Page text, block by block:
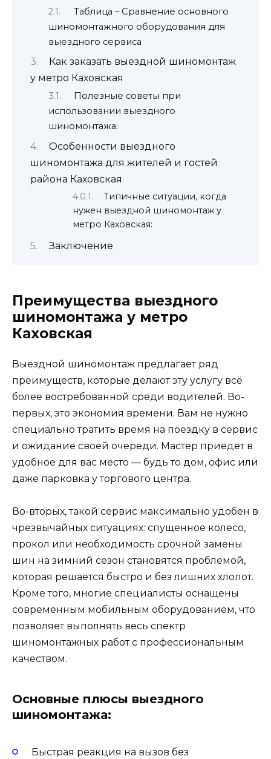
Таблица – Сравнение основного
шиномонтажного оборудования для
выездного сервиса
Как заказать выездной шиномонтаж
у метро Каховская
Полезные советы при
использовании выездного
шиномонтажа:
Особенности выездного
шиномонтажа для жителей и гостей
района Каховская
Типичные ситуации, когда
нужен выездной шиномонтаж у
метро Каховская:
Заключение
Преимущества выездного
шиномонтажа у метро
Каховская
Выездной шиномонтаж предлагает ряд
преимуществ, которые делают эту услугу всё
более востребованной среди водителей. Во-
первых, это экономия времени. Вам не нужно
специально тратить время на поездку в сервис
и ожидание своей очереди. Мастер приедет в
удобное для вас место — будь то дом, офис или
даже парковка у торгового центра.
Во-вторых, такой сервис максимально удобен в
чрезвычайных ситуациях: спущенное колесо,
прокол или необходимость срочной замены
шин на зимний сезон становятся проблемой,
которая решается быстро и без лишних хлопот.
Кроме того, многие специалисты оснащены
современным мобильным оборудованием, что
позволяет выполнять весь спектр
шиномонтажных работ с профессиональным
качеством.
Основные плюсы выездного
шиномонтажа:
Быстрая реакция на вызов без